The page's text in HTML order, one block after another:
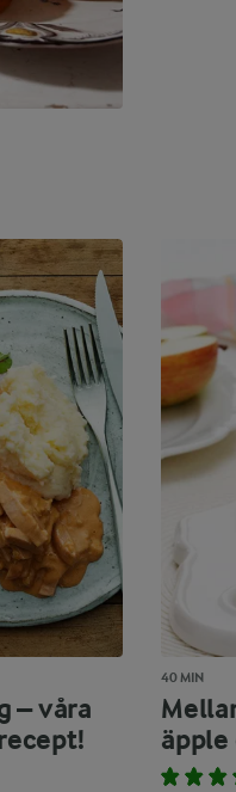
– våra
40 MIN